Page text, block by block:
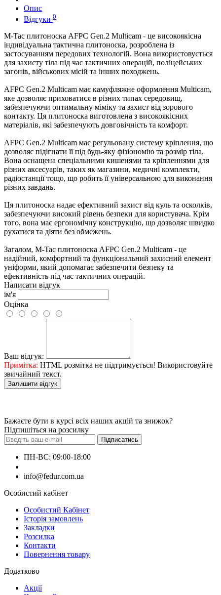
Опис
Відгуки 0
M-Tac плитоноска AFPC Gen.2 Multicam - це високоякісна
індивідуальна тактична плитоноска, розроблена із
застосуванням передових технологій. Вона використовується
для захисту тіла під час тактичних операцій, поліцейських
загонів, військових місій та інших походжень.
AFPC Gen.2 Multicam має камуфляжне оформлення Multicam,
яке дозволяє приховатися в різних типах середовищ,
забезпечуючи оптимальну міміку та захист від зорового
контакту. Ця плитоноска виготовлена з високоякісних
матеріалів, які забезпечують довговічність та комфорт.
AFPC Gen.2 Multicam має регульовану систему кріплення, що
дозволяє підігнати її під будь-яку фізіономію та розмір тіла.
Вона оснащена спеціальними кишенями та кріпленнями для
різних аксесуарів, таких як магазини, медичні комплекти,
радіостанції тощо, що робить її універсальною для виконання
різних завдань.
Ця плитоноска надає ефективний захист від куль та осколків,
забезпечуючи високий рівень безпеки для користувача. Крім
того, вона має ергономічну конструкцію, що дозволяє швидко
рухатися та діяти без обмежень.
Загалом, M-Tac плитоноска AFPC Gen.2 Multicam - це
надійний, комфортний та функціональний захисний елемент
уніформи, який допомагає забезпечити безпеку та
ефективність під час тактичних операцій.
Написати відгук
ім'я
Оцінка
Ваш відгук:
Примітка: HTML розмітка не підтримується! Використовуйте
звичайний текст.
Залишити відгук
Бажаєте бути в курсі всіх наших акцій та знижок?
Підпишіться на розсилку
Підписатись
ПН-ВС: 09:00-18:00
info@fedur.com.ua
Особистий кабінет
Особистий Кабінет
Історія замовлень
Закладки
Розсилка
Контакти
Повернення товару
Додатково
Акції